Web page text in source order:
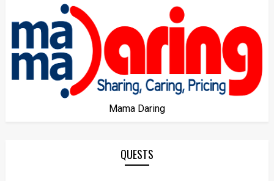
Mama Daring
QUESTS